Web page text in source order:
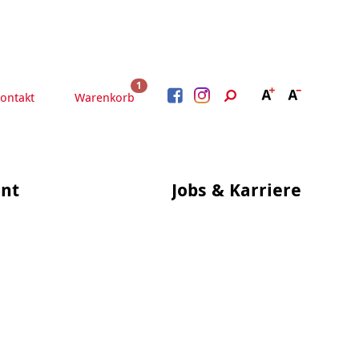
Warenkorb
1
Jobs & Karriere